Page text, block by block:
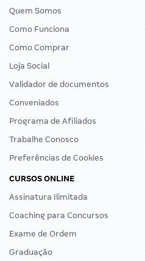
Quem Somos
Como Funciona
Como Comprar
Loja Social
Validador de documentos
Conveniados
Programa de Afiliados
Trabalhe Conosco
Preferências de Cookies
CURSOS ONLINE
Assinatura Ilimitada
Coaching para Concursos
Exame de Ordem
Graduação